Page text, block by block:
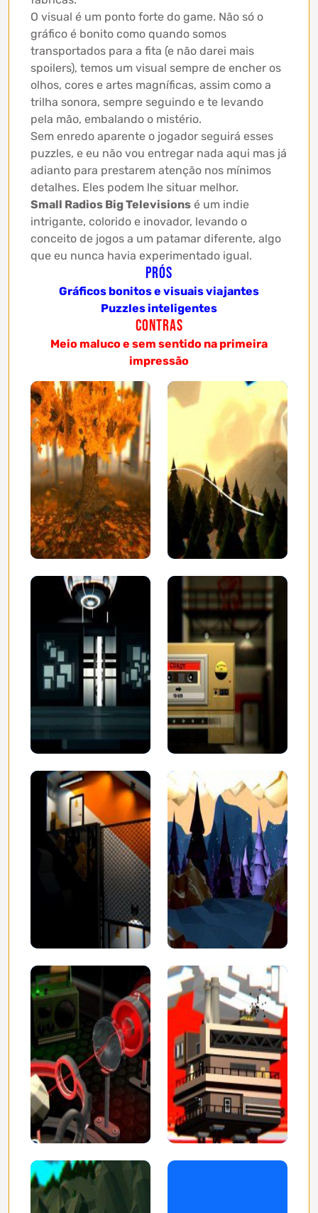
O visual é um ponto forte do game. Não só o
gráfico é bonito como quando somos
transportados para a fita (e não darei mais
spoilers), temos um visual sempre de encher os
olhos, cores e artes magníficas, assim como a
trilha sonora, sempre seguindo e te levando
pela mão, embalando o mistério.
Sem enredo aparente o jogador seguirá esses
puzzles, e eu não vou entregar nada aqui mas já
adianto para prestarem atenção nos mínimos
detalhes. Eles podem lhe situar melhor.
Small Radios Big Televisions é um indie
intrigante, colorido e inovador, levando o
conceito de jogos a um patamar diferente, algo
que eu nunca havia experimentado igual.
Prós
Gráficos bonitos e visuais viajantes
Puzzles inteligentes
Contras
Meio maluco e sem sentido na primeira
impressão